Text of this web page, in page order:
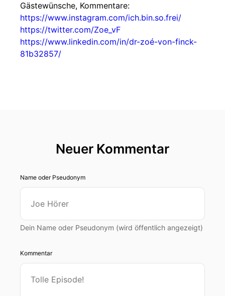
Gästewünsche, Kommentare:
https://www.instagram.com/ich.bin.so.frei/
https://twitter.com/Zoe_vF
https://www.linkedin.com/in/dr-zoé-von-finck-
81b32857/
Neuer Kommentar
Name oder Pseudonym
Dein Name oder Pseudonym (wird öffentlich angezeigt)
Kommentar